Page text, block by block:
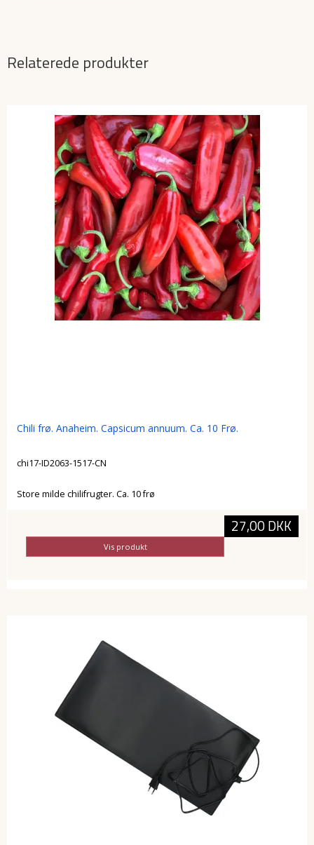
Relaterede produkter
Chili frø. Anaheim. Capsicum annuum. Ca. 10 Frø.
chi17-ID2063-1517-CN
Store milde chilifrugter. Ca. 10 frø
27,00 DKK
Vis produkt